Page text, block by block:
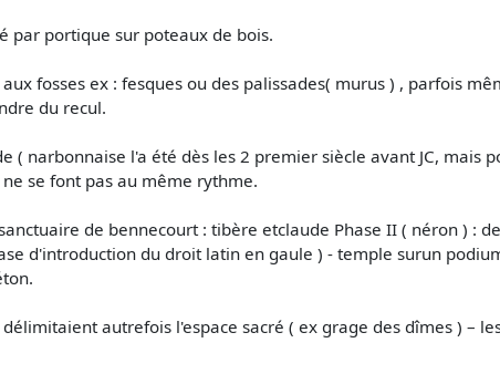
par portique sur poteaux de bois.
fosses ex : fesques ou des palissades( murus ) , parfois
du recul.
( narbonnaise l'a été dès les 2 premier siècle avant JC, mais
se font pas au même rythme.
de bennecourt : tibère etclaude Phase II ( néron ) :
d'introduction du droit latin en gaule ) - temple surun
autrefois l'espace sacré ( ex grage des dîmes ) –